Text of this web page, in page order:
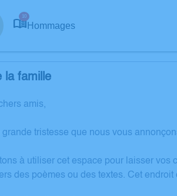
10
Hommages
la famille
amis,
grande tristesse que nous vous
à utiliser cet espace pour laisser
des poèmes ou des textes. Cet